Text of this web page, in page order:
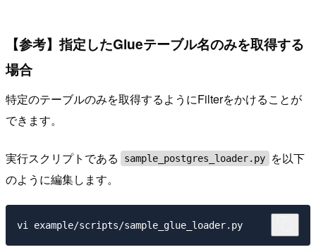
【参考】指定したGlueテーブル名のみを取得する
場合
特定のテーブルのみを取得するようにFilterをかけることが
できます。
実行スクリプトである sample_postgres_loader.py
を以下
のように編集します。